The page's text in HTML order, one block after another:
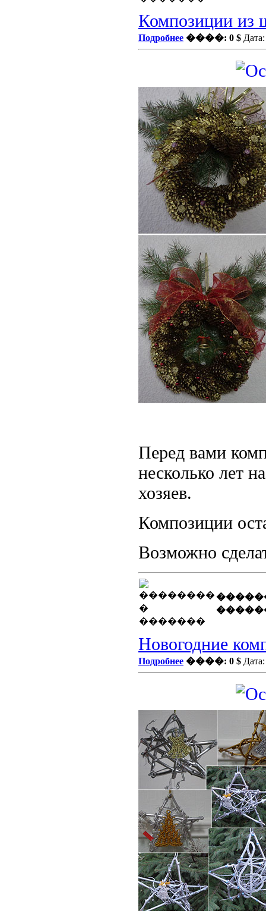
Композиции из
Подробнее ����: 0 $
Перед вами
несколько лет
хозяев.
Композиции
Возможно
Новогодние
Подробнее ����: 0 $